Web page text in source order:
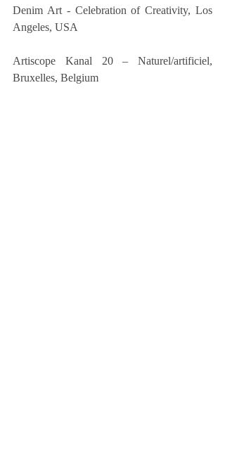
Denim Art - Celebration of Creativity, Los
Angeles, USA
Artiscope Kanal 20 – Naturel/artificiel,
Bruxelles, Belgium